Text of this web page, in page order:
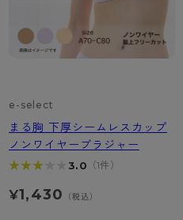
e-select
まる胸 下厚シームレスカップ
ノンワイヤーブラジャー
★★★★★
★★★★★ 3.0 （1件）
¥1,430 （税込）